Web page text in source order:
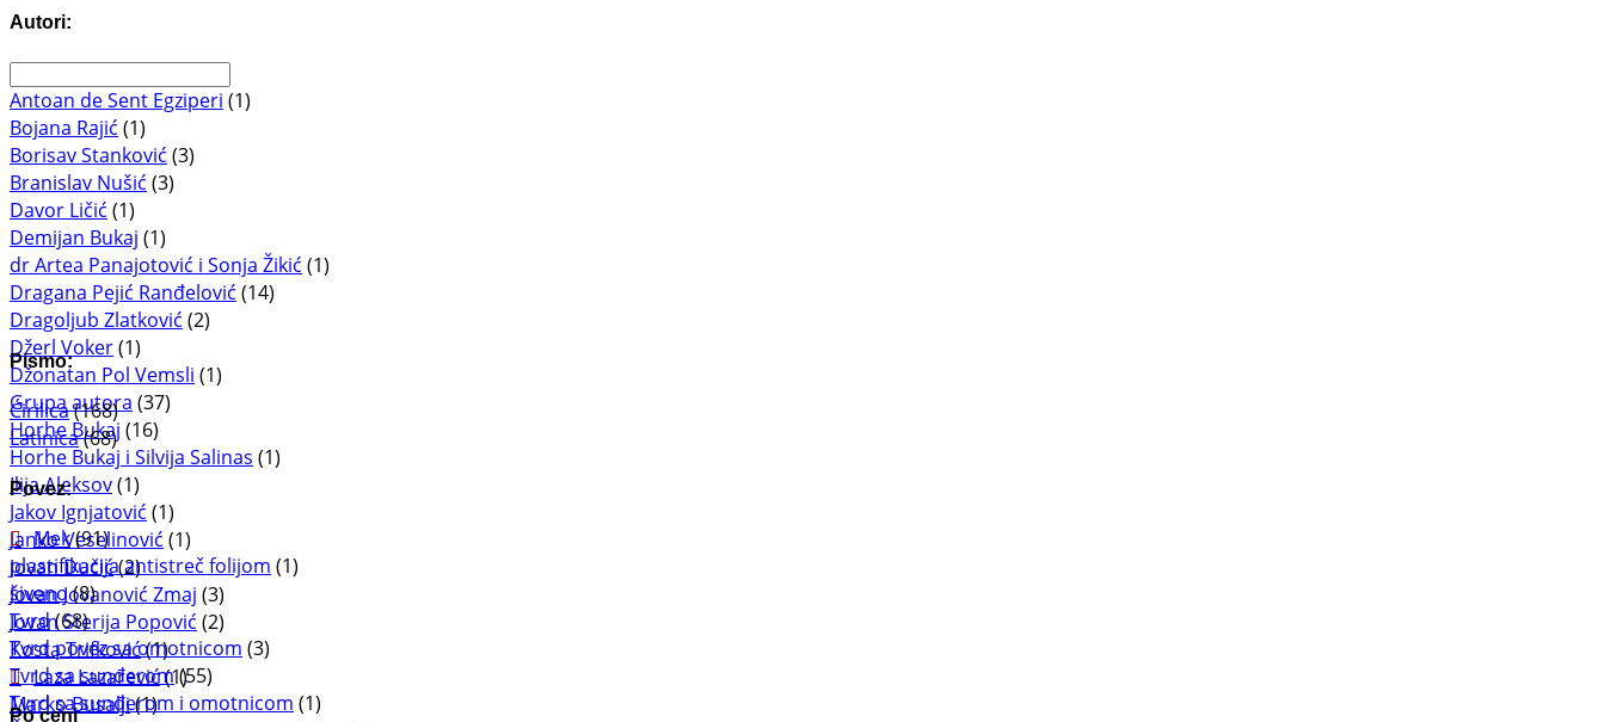
Autori:
Antoan de Sent Egziperi (1)
Bojana Rajić (1)
Borisav Stanković (3)
Branislav Nušić (3)
Davor Ličić (1)
Demijan Bukaj (1)
dr Artea Panajotović i Sonja Žikić (1)
Dragana Pejić Ranđelović (14)
Dragoljub Zlatković (2)
Džerl Voker(1)
Džonatan Pol Vemsli (1)
Grupa autora (37)
Horhe Bukaj (16)
Horhe Bukaj i Silvija Salinas (1)
Ilija Aleksov(1)
Jakov Ignjatović (1)
Janko Veselinović (1)
Jovan Dučić(2)
Jovan Jovanović Zmaj (3)
Jovan Sterija Popović (2)
Kosta Trifković(1)
Laza Lazarević(1)
Marko Busalji(1)
Pismo:
Ćirilica(168)
Latinica(68)
Povez:
Mek(91)
plastifikacija antistreč folijom (1)
šiveno (8)
Tvrd(68)
Tvrd povez sa omotnicom (3)
Tvrd sa sunđerom(55)
Tvrd sa sunđerom i omotnicom (1)
Po ceni